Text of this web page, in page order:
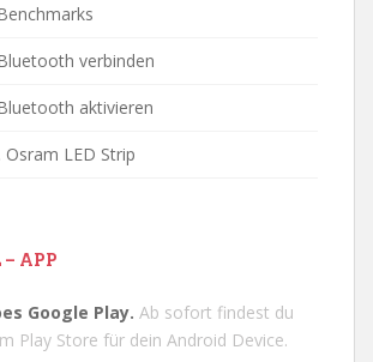
verbinden
aktivieren
Osram LED Strip
– APP
Google Play. Ab sofort findest du
Play Store für dein Android Device.